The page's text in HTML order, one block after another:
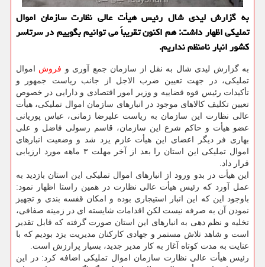
به گزارش لیدی شال رئیس هیأت عالی نظارت سازمان اموال
تملیکی اظهار داشت: هم اکنون تقریباً می توانیم بگوییم در سرتاسر
کشور انبار نامنظم نداریم.
به گزارش لیدی شال به نقل از سازمان جمع آوری و فروش اموال
تملیکی، در جهت تعیین ضرب الاجل از جانب ریاست جمهور و
تأکیدات رئیس قوه قضاییه و وزیر امور اقتصادی و دارایی در خصوص
تعیین تکلیف کالاهای موجود در انبارهای سازمان اموال تملیکی، هیأت
عالی نظارت این سازمان به ریاست علیرضا زمانی، عباس پوریانی
عضو هیأت و حاکم شرع این سازمان، قاسم رسولی فاضل و علی
بهاری فر دیگر اعضای این هیأت عازم یزد شد و وضعیت انبارهای
اموال تملیکی این استان را بعد از آخر مهلت ۳ ماهه مورد ارزیابی
قرار داد.
این هیأت در بدو ورود از انبارهای اموال تملیکی این استان بازدید به
عمل آورد که رئیس هیأت عالی نظارت در همین راستا اظهار نمود:
باوجود این که این انبار استیجاری بوده و امکان قفسه بندی و تجهیز
نمودن آن به صرفه نیست لکن اقدامات شایسته ای در زمینه صفافی،
تخلیه و نظم دهی به انبارهای این استان صورت گرفته که قابل تقدیر
است و شاهد تلاش مستمر و جهادی کارکنان مدیریت یزد بودیم که با
عنایت به مدت کوتاه آغاز به کار مدیر جدید، بسیار پرارزش است.
رئیس هیأت عالی نظارت سازمان اموال تملیکی اضافه کرد: در این